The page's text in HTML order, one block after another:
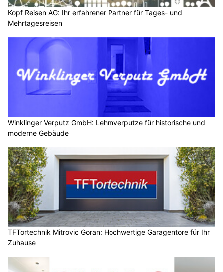
Kopf Reisen AG: Ihr erfahrener Partner für Tages- und
Mehrtagesreisen
Winklinger Verputz GmbH: Lehmverputze für historische und
moderne Gebäude
TFTortechnik Mitrovic Goran: Hochwertige Garagentore für Ihr
Zuhause